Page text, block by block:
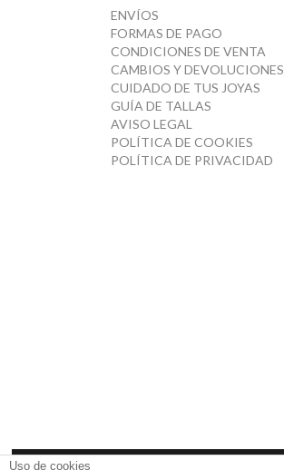
ENVÍOS
FORMAS DE PAGO
CONDICIONES DE VENTA
CAMBIOS Y DEVOLUCIONES
CUIDADO DE TUS JOYAS
GUÍA DE TALLAS
AVISO LEGAL
POLÍTICA DE COOKIES
POLÍTICA DE PRIVACIDAD
Uso de cookies